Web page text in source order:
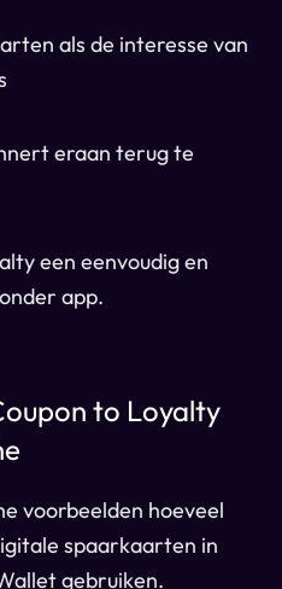
als de interesse van
eraan terug te
een eenvoudig en
app.
to Loyalty
voorbeelden hoeveel
spaarkaarten in
gebruiken.